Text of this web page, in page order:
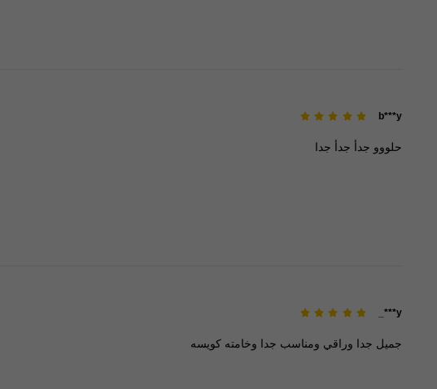
b***y
حلووو جدأ جدأ جدا
y***_
جميل جدا وراقي ومناسب جدا وخامته كويسه